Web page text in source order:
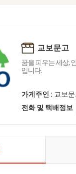
교보문고
꿈을 피우는 세상,
입니다.
가게주인 : 교보문
전화 및 택배정보